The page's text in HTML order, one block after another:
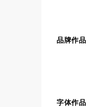
品牌作品
字体作品